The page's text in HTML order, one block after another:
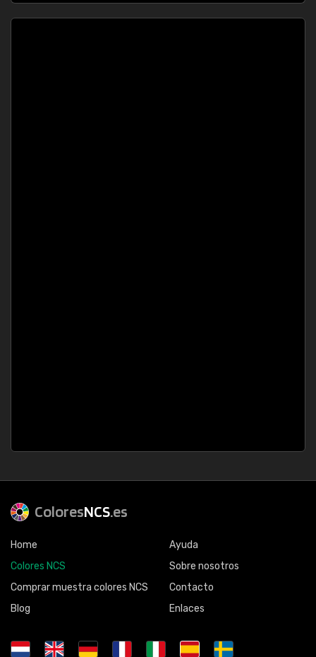
ColoresNCS.es
Home
Colores NCS
Comprar muestra colores NCS
Blog
Ayuda
Sobre nosotros
Contacto
Enlaces